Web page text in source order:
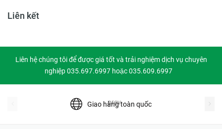
Liên kết
Liên hệ chúng tôi để được giá tốt và trải nghiệm dịch vụ chuyên
nghiệp 035.697.6997 hoặc 035.609.6997
Giao hàng toàn quốc
prev